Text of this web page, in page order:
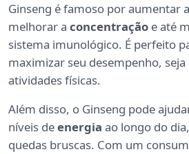
Ginseng é famoso por aumentar a
melhorar a concentração e até
sistema imunológico. É perfeito
maximizar seu desempenho,
atividades físicas.
Além disso, o Ginseng pode
níveis deenergia ao longo do
quedas bruscas. Com um